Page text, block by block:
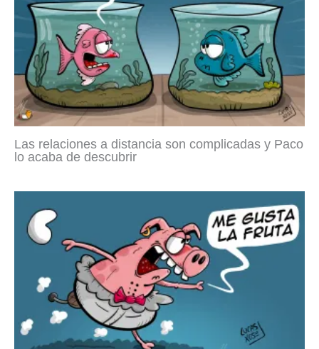
Las relaciones a distancia son complicadas y Paco
lo acaba de descubrir